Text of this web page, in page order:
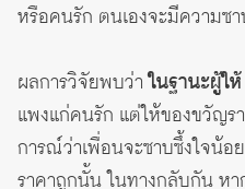
หรือคนรัก ตนเองจะมีความซ
ผลการวิจัยพบว่าในฐานะผู้ให้
แพงแก่คนรัก แต่ให้ของขวัญ
การณ์ว่าเพื่อนจะซาบซึ้งใจน้อ
ราคาถูกนั้น ในทางกลับกัน ห